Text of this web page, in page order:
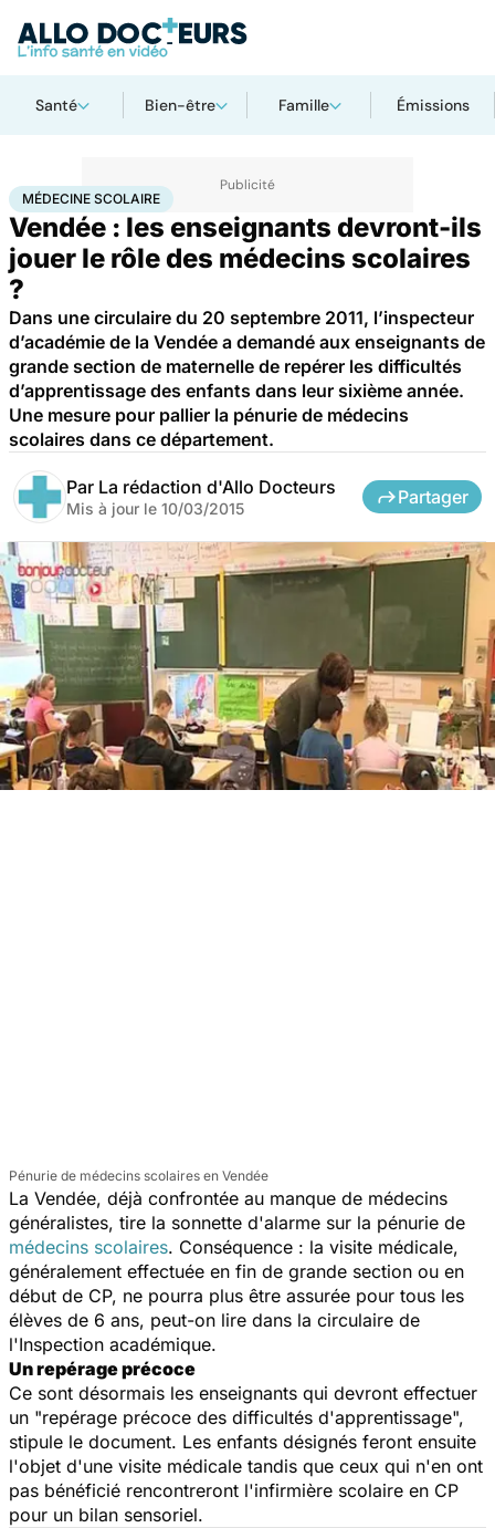
Santé Bien-être Famille Émissions
AccueilFamilleEnfantMédecine scolaire
MÉDECINE SCOLAIRE
Vendée : les enseignants devront-ils
jouer le rôle des médecins scolaires
?
Dans une circulaire du 20 septembre 2011, l’inspecteur
d’académie de la Vendée a demandé aux enseignants de
grande section de maternelle de repérer les difficultés
d’apprentissage des enfants dans leur sixième année.
Une mesure pour pallier la pénurie de médecins
scolaires dans ce département.
Par La rédaction d'Allo Docteurs
Mis à jour le 10/03/2015
Partager
Pénurie de médecins scolaires en Vendée
La Vendée, déjà confrontée au manque de médecins
généralistes, tire la sonnette d'alarme sur la pénurie de
médecins scolaires. Conséquence : la visite médicale,
généralement effectuée en fin de grande section ou en
début de CP, ne pourra plus être assurée pour tous les
élèves de 6 ans, peut-on lire dans la circulaire de
l'Inspection académique.
Un repérage précoce
Ce sont désormais les enseignants qui devront effectuer
un "repérage précoce des difficultés d'apprentissage",
stipule le document. Les enfants désignés feront ensuite
l'objet d'une visite médicale tandis que ceux qui n'en ont
pas bénéficié rencontreront l'infirmière scolaire en CP
pour un bilan sensoriel.